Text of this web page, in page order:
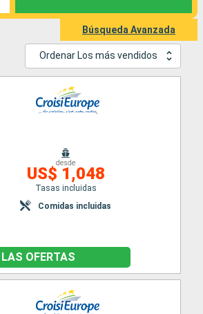
Búsqueda Avanzada
Ordenar Los más vendidos
desde
US$ 1,048
Tasas incluidas
Comidas incluidas
LAS OFERTAS